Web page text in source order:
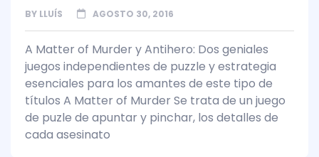
BY LLUÍS AGOSTO 30, 2016
A Matter of Murder y Antihero: Dos geniales
juegos independientes de puzzle y estrategia
esenciales para los amantes de este tipo de
títulos A Matter of Murder Se trata de un juego
de puzle de apuntar y pinchar, los detalles de
cada asesinato